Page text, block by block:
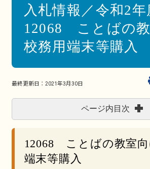
入札情報／令和2
12068 ことばの
校務用端末等購入
最終更新日： 2021年3月30日
ページ内目次
12068 ことばの教室向
端末等購入